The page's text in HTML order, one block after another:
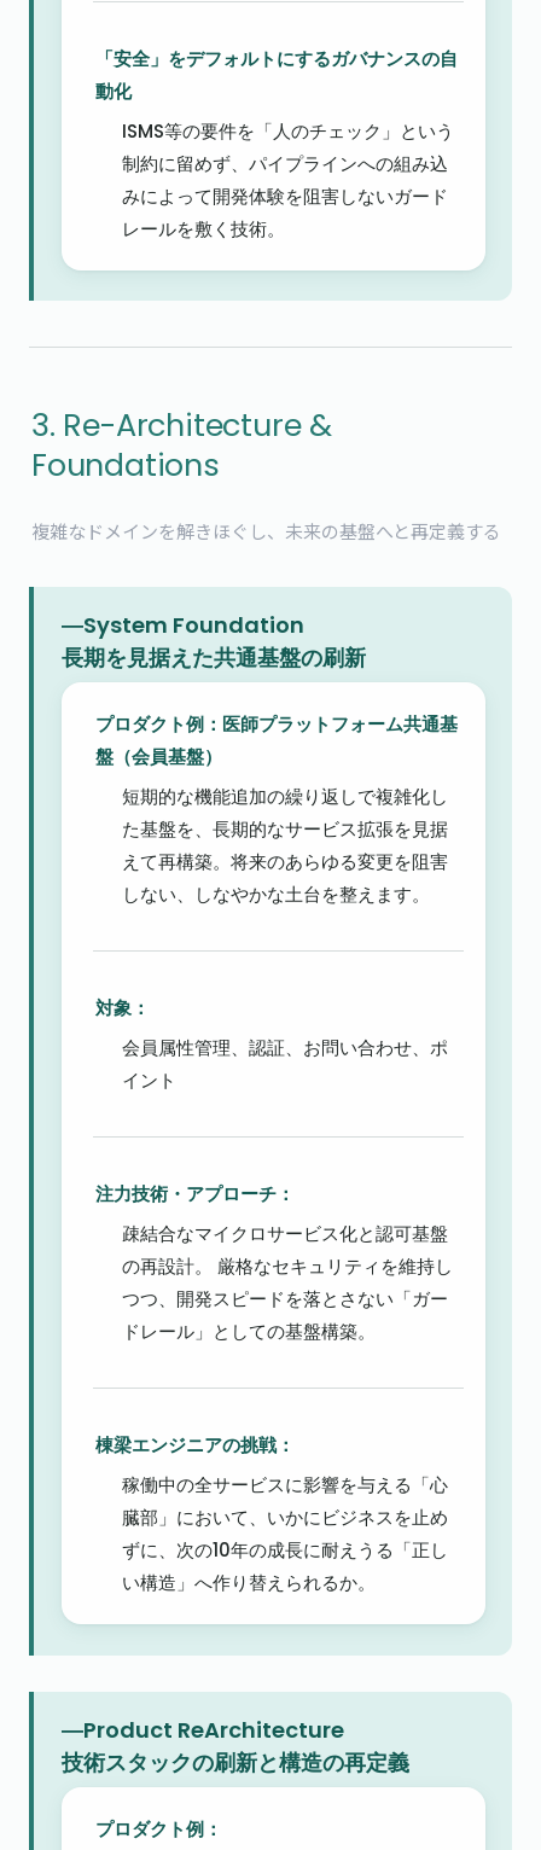
「安全」をデフォルトにするガバナンスの自
動化
ISMS等の要件を「人のチェック」という
制約に留めず、パイプラインへの組み込
みによって開発体験を阻害しないガード
レールを敷く技術。
3. Re-Architecture &
Foundations
複雑なドメインを解きほぐし、未来の基盤へと再定義する
―System Foundation
長期を見据えた共通基盤の刷新
プロダクト例：医師プラットフォーム共通基
盤（会員基盤）
短期的な機能追加の繰り返しで複雑化し
た基盤を、長期的なサービス拡張を見据
えて再構築。将来のあらゆる変更を阻害
しない、しなやかな土台を整えます。
対象：
会員属性管理、認証、お問い合わせ、ポ
イント
注力技術・アプローチ：
疎結合なマイクロサービス化と認可基盤
の再設計。 厳格なセキュリティを維持し
つつ、開発スピードを落とさない「ガー
ドレール」としての基盤構築。
棟梁エンジニアの挑戦：
稼働中の全サービスに影響を与える「心
臓部」において、いかにビジネスを止め
ずに、次の10年の成長に耐えうる「正し
い構造」へ作り替えられるか。
―Product ReArchitecture
技術スタックの刷新と構造の再定義